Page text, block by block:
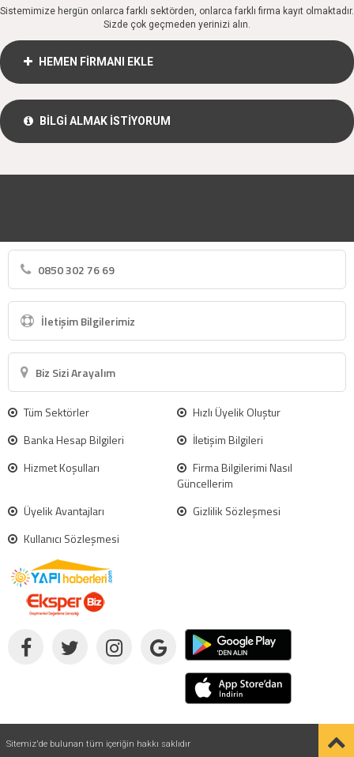
Sistemimize hergün onlarca farklı sektörden, onlarca farklı firma kayıt olmaktadır.
Sizde çok geçmeden yerinizi alın.
HEMEN FİRMANI EKLE
BİLGİ ALMAK İSTİYORUM
0850 302 76 69
İletişim Bilgilerimiz
Biz Sizi Arayalım
Tüm Sektörler
Hızlı Üyelik Oluştur
Banka Hesap Bilgileri
İletişim Bilgileri
Hizmet Koşulları
Firma Bilgilerimi Nasıl
Güncellerim
Üyelik Avantajları
Gizlilik Sözleşmesi
Kullanıcı Sözleşmesi
Sitemiz'de bulunan tüm içeriğin hakkı saklıdır